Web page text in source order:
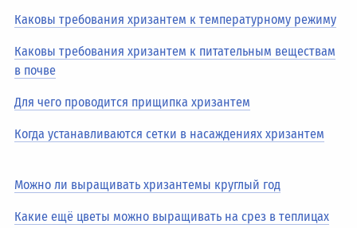
Каковы требования хризантем к температурному режиму
Каковы требования хризантем к питательным веществам
в почве
Для чего проводится прищипка хризантем
Когда устанавливаются сетки в насаждениях хризантем
Можно ли выращивать хризантемы круглый год
Какие ещё цветы можно выращивать на срез в теплицах